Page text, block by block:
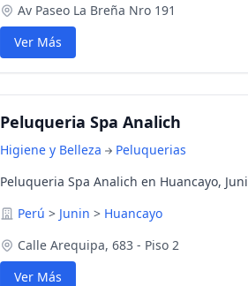
Av Paseo La Breña Nro 191
Ver Más
Peluqueria Spa Analich
Higiene y Belleza
Peluquerias
Peluqueria Spa Analich en Huancayo,
Perú > Junin > Huancayo
Calle Arequipa, 683 - Piso 2
Ver Más